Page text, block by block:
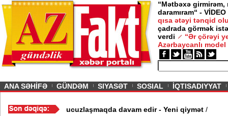
“Mətbəxə girmirəm,
daramıram“ - VİDEO
qısa ətəyi tənqid
çadrada görmək
verdi
“Ər çörəyi
Azərbaycanlı model
ANA SƏHİFƏ GÜNDƏM SIYASƏT SOSIAL İQTISADIYYAT
Video /Azərbaycan nefti ucuzlaşmaqda davam edir - Yeni qiymət